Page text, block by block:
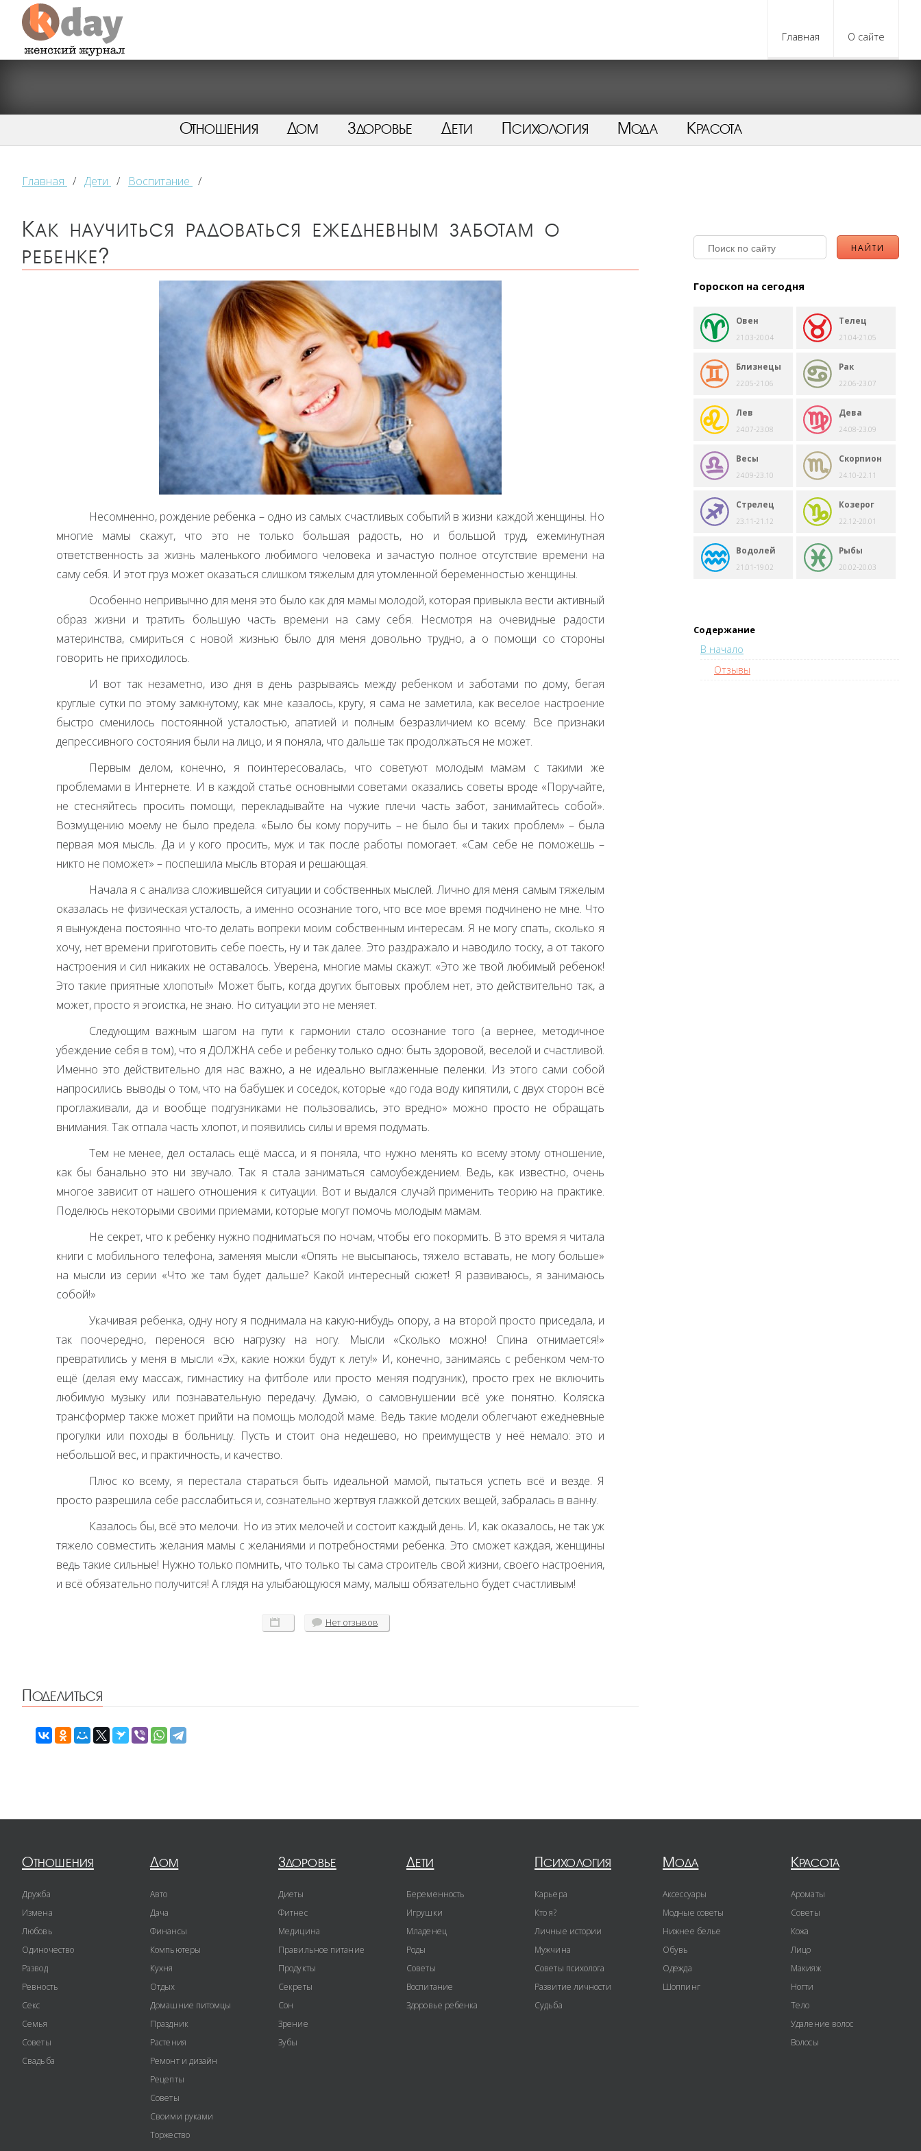
Главная О сайте
Отношения Дом Здоровье Дети Психология Мода Красота
Главная / Дети / Воспитание /
Как научиться радоваться ежедневным заботам о
ребенке?
Несомненно, рождение ребенка – одно из самых счастливых событий в жизни каждой женщины. Но
многие мамы скажут, что это не только большая радость, но и большой труд, ежеминутная
ответственность за жизнь маленького любимого человека и зачастую полное отсутствие времени на
саму себя. И этот груз может оказаться слишком тяжелым для утомленной беременностью женщины.
Особенно непривычно для меня это было как для мамы молодой, которая привыкла вести активный
образ жизни и тратить большую часть времени на саму себя. Несмотря на очевидные радости
материнства, смириться с новой жизнью было для меня довольно трудно, а о помощи со стороны
говорить не приходилось.
И вот так незаметно, изо дня в день разрываясь между ребенком и заботами по дому, бегая
круглые сутки по этому замкнутому, как мне казалось, кругу, я сама не заметила, как веселое настроение
быстро сменилось постоянной усталостью, апатией и полным безразличием ко всему. Все признаки
депрессивного состояния были на лицо, и я поняла, что дальше так продолжаться не может.
Первым делом, конечно, я поинтересовалась, что советуют молодым мамам с такими же
проблемами в Интернете. И в каждой статье основными советами оказались советы вроде «Поручайте,
не стесняйтесь просить помощи, перекладывайте на чужие плечи часть забот, занимайтесь собой».
Возмущению моему не было предела. «Было бы кому поручить – не было бы и таких проблем» – была
первая моя мысль. Да и у кого просить, муж и так после работы помогает. «Сам себе не поможешь –
никто не поможет» – поспешила мысль вторая и решающая.
Начала я с анализа сложившейся ситуации и собственных мыслей. Лично для меня самым тяжелым
оказалась не физическая усталость, а именно осознание того, что все мое время подчинено не мне. Что
я вынуждена постоянно что-то делать вопреки моим собственным интересам. Я не могу спать, сколько я
хочу, нет времени приготовить себе поесть, ну и так далее. Это раздражало и наводило тоску, а от такого
настроения и сил никаких не оставалось. Уверена, многие мамы скажут: «Это же твой любимый ребенок!
Это такие приятные хлопоты!» Может быть, когда других бытовых проблем нет, это действительно так, а
может, просто я эгоистка, не знаю. Но ситуации это не меняет.
Следующим важным шагом на пути к гармонии стало осознание того (а вернее, методичное
убеждение себя в том), что яДОЛЖНА себе и ребенку только одно: быть здоровой, веселой и счастливой.
Именно это действительно для нас важно, а не идеально выглаженные пеленки. Из этого сами собой
напросились выводы о том, что на бабушек и соседок, которые «до года воду кипятили, с двух сторон всё
проглаживали, да и вообще подгузниками не пользовались, это вредно» можно просто не обращать
внимания. Так отпала часть хлопот, и появились силы и время подумать.
Тем не менее, дел осталась ещё масса, и я поняла, что нужно менять ко всему этому отношение,
как бы банально это ни звучало. Так я стала заниматься самоубеждением. Ведь, как известно, очень
многое зависит от нашего отношения к ситуации. Вот и выдался случай применить теорию на практике.
Поделюсь некоторыми своими приемами, которые могут помочь молодым мамам.
Не секрет, что к ребенку нужно подниматься по ночам, чтобы его покормить. В это время я читала
книги с мобильного телефона, заменяя мысли «Опять не высыпаюсь, тяжело вставать, не могу больше»
на мысли из серии «Что же там будет дальше? Какой интересный сюжет! Я развиваюсь, я занимаюсь
собой!»
Укачивая ребенка, одну ногу я поднимала на какую-нибудь опору, а на второй просто приседала, и
так поочередно, перенося всю нагрузку на ногу. Мысли «Сколько можно! Спина отнимается!»
превратились у меня в мысли «Эх, какие ножки будут к лету!» И, конечно, занимаясь с ребенком чем-то
ещё (делая ему массаж, гимнастику на фитболе или просто меняя подгузник), просто грех не включить
любимую музыку или познавательную передачу. Думаю, о самовнушении всё уже понятно. Коляска
трансформер также может прийти на помощь молодой маме. Ведь такие модели облегчают ежедневные
прогулки или походы в больницу. Пусть и стоит она недешево, но преимуществ у неё немало: это и
небольшой вес, и практичность, и качество.
Плюс ко всему, я перестала стараться быть идеальной мамой, пытаться успеть всё и везде. Я
просто разрешила себе расслабиться и, сознательно жертвуя глажкой детских вещей, забралась в ванну.
Казалось бы, всё это мелочи. Но из этих мелочей и состоит каждый день. И, как оказалось, не так уж
тяжело совместить желания мамы с желаниями и потребностями ребенка. Это сможет каждая, женщины
ведь такие сильные! Нужно только помнить, что только ты сама строитель свой жизни, своего настроения,
и всё обязательно получится! А глядя на улыбающуюся маму, малыш обязательно будет счастливым!
Нетотзывов
Поделиться
Гороскоп на сегодня
Овен
21.03-20.04
Телец
21.04-21.05
Близнецы
22.05-21.06
Рак
22.06-23.07
Лев
24.07-23.08
Дева
24.08-23.09
Весы
24.09-23.10
Скорпион
24.10-22.11
Стрелец
23.11-21.12
Козерог
22.12-20.01
Водолей
21.01-19.02
Рыбы
20.02-20.03
Содержание
В начало
Отзывы
Отношения
Дружба
Измена
Любовь
Одиночество
Развод
Ревность
Секс
Семья
Советы
Свадьба
Дом
Авто
Дача
Финансы
Компьютеры
Кухня
Отдых
Домашние питомцы
Праздник
Растения
Ремонт и дизайн
Рецепты
Советы
Своими руками
Торжество
Здоровье
Диеты
Фитнес
Медицина
Правильное питание
Продукты
Секреты
Сон
Зрение
Зубы
Дети
Беременность
Игрушки
Младенец
Роды
Советы
Воспитание
Здоровье ребенка
Психология
Карьера
Кто я?
Личные истории
Мужчина
Советы психолога
Развитие личности
Судьба
Мода
Аксессуары
Модные советы
Нижнее белье
Обувь
Одежда
Шоппинг
Красота
Ароматы
Советы
Кожа
Лицо
Макияж
Ногти
Тело
Удаление волос
Волосы